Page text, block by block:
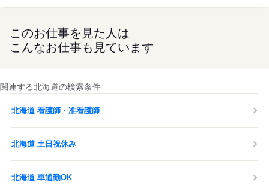
このお仕事を見た人は
こんなお仕事も見ています
関連する北海道の検索条件
北海道 看護師・准看護師
北海道 土日祝休み
北海道 車通勤OK